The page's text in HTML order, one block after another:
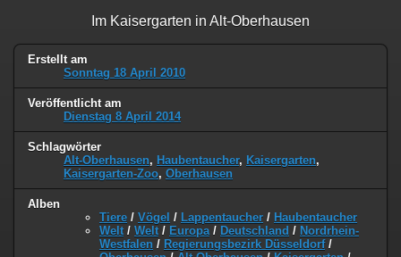
Im Kaisergarten in Alt-Oberhausen
Erstellt am
Sonntag 18 April 2010
Veröffentlicht am
Dienstag 8 April 2014
Schlagwörter
Alt-Oberhausen, Haubentaucher, Kaisergarten,
Kaisergarten-Zoo, Oberhausen
Alben
Tiere / Vögel / Lappentaucher / Haubentaucher
Welt / Welt / Europa / Deutschland / Nordrhein-
Westfalen / Regierungsbezirk Düsseldorf/